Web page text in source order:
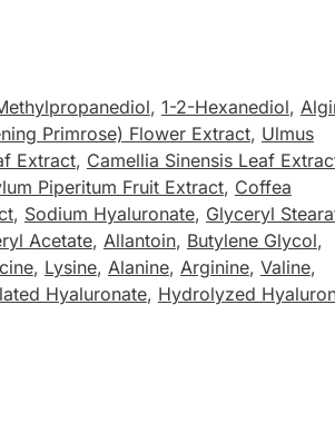
, 1-2-Hexanediol,
Primrose) Flower Extract, Ulmus
Extract, Camellia Sinensis Leaf
Piperitum Fruit Extract, Coffea
, Sodium Hyaluronate, Glyceryl
Acetate, Allantoin, Butylene Glycol,
, Lysine, Alanine, Arginine, Valine,
Hyaluronate, Hydrolyzed